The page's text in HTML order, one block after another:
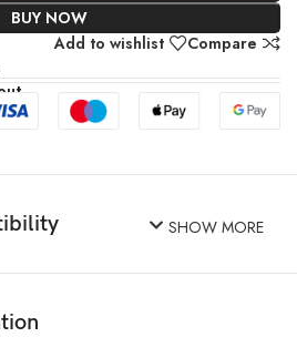
BUY NOW
Compare
Add to wishlist
SHOW MORE